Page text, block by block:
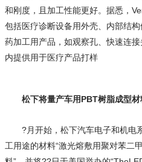
和刚度，且加工性能更好。据悉，
包括医疗诊断设备用外壳、内部结
药加工用产品，如观察孔、快速连
内提供用于医疗产品打样
松下将量产车用PBT树脂成型材
?月开始，松下汽车电子和机电
工用途的材料“激光熔敷用聚对苯二